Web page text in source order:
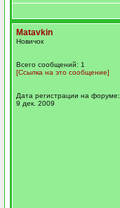
Matavkin
Новичок
Всего сообщений: 1
[Ссылка на это сообщение]
Дата регистрации на форуме:
9 дек. 2009